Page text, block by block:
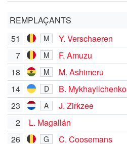
REMPLAÇANTS
51
M Y. Verschaeren
7 M F. Amuzu
18 M M. Ashimeru
14 D B. Mykhaylichenko
23 A J. Zirkzee
2
L. Magallán
26
G C. Coosemans